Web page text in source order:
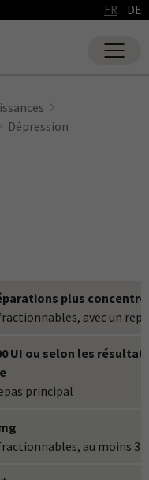
FR DE
Dépression
plus
avec un
UI ou selon les
principal
au moins 3